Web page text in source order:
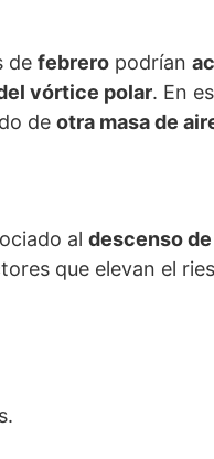
de febrero podrían
vórtice polar. En
de otra masa de
al descenso
que elevan el